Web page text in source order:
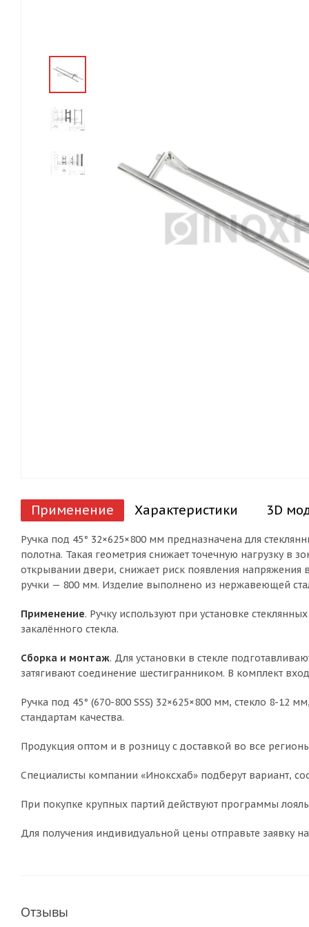
Применение Характеристики 3D
Ручка под 45° 32×625×800 мм предназначена для
полотна. Такая геометрия снижает точечную нагрузку в
открывании двери, снижает риск появления напряжения
ручки — 800 мм. Изделие выполнено из нержавеющей
Применение. Ручку используют при установке
закалённого стекла.
Сборка и монтаж. Для установки в стекле
затягивают соединение шестигранником. В комплект
Ручка под 45° (670-800 SSS) 32×625×800 мм, стекло 8-12
стандартам качества.
Продукция оптом и в розницу с доставкой во все
Специалисты компании «Иноксхаб» подберут вариант,
При покупке крупных партий действуют программы
Для получения индивидуальной цены отправьте заявку
Отзывы